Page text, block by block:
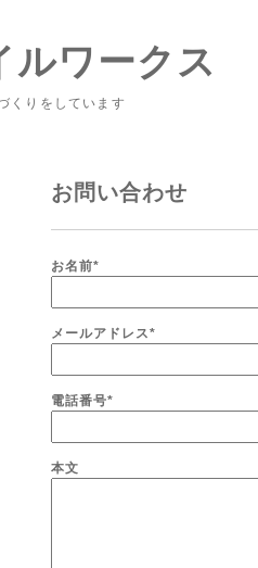
ルワークス
くりをしています
お問い合わせ
お名前*
メールアドレス*
電話番号*
本文